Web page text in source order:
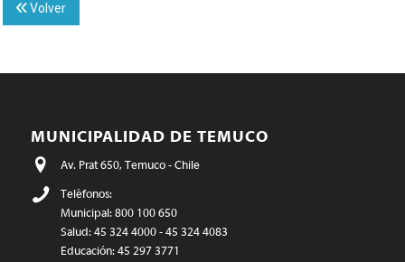
Volver
MUNICIPALIDAD DE TEMUCO
Av. Prat 650, Temuco - Chile
Teléfonos:
Municipal: 800 100 650
Salud: 45 324 4000 - 45 324 4083
Educación: 45 297 3771